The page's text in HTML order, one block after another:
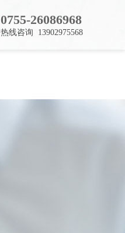
0755-26086968
热线咨询 13902975568